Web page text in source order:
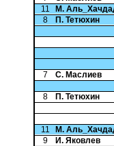
11
М.
8
П. Тетюхин
7
С. Маслиев
8
П. Тетюхин
11
М.
9
И. Яковлев